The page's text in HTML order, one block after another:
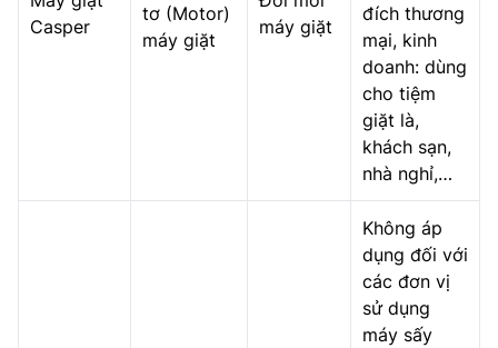
Casper
tơ (Motor)
máy giặt
máy giặt
đích thương
mại, kinh
doanh: dùng
cho tiệm
giặt là,
khách sạn,
nhà nghỉ,…
Không áp
dụng đối với
các đơn vị
sử dụng
máy sấy